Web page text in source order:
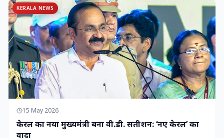
KERALA NEWS
15 May 2026
केरल का नया मुख्यमंत्री बना वी.डी. सतीशन: ‘नए केरल’ का
वादा